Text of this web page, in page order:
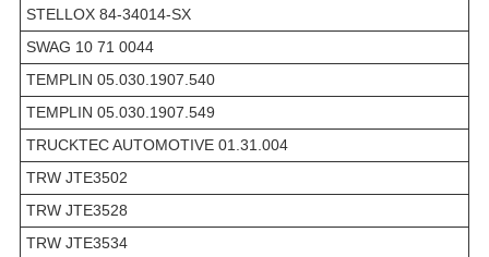
STELLOX 84-34014-SX
SWAG 10 71 0044
TEMPLIN 05.030.1907.540
TEMPLIN 05.030.1907.549
TRUCKTEC AUTOMOTIVE 01.31.004
TRW JTE3502
TRW JTE3528
TRW JTE3534